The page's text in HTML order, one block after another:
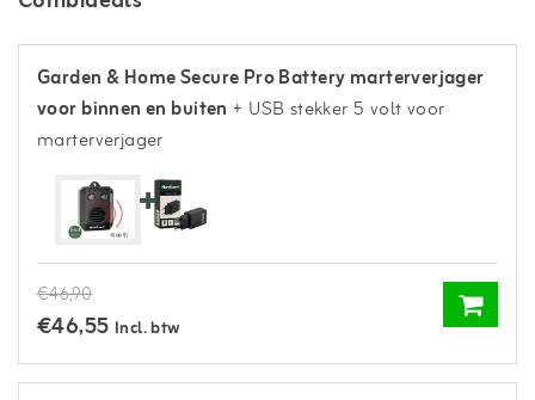
Garden & Home Secure Pro Battery marterverjager
voor binnen en buiten + USB stekker 5 volt voor
marterverjager
€46,90
€46,55 Incl. btw